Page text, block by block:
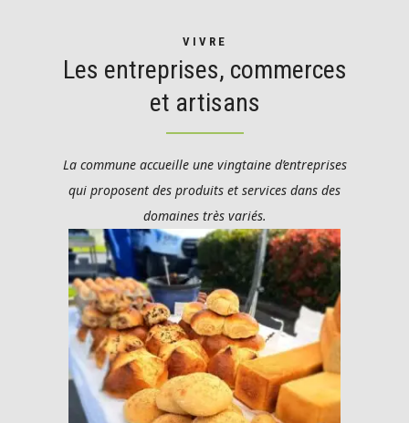
VIVRE
Les entreprises, commerces
et artisans
La commune accueille une vingtaine d’entreprises
qui proposent des produits et services dans des
domaines très variés.